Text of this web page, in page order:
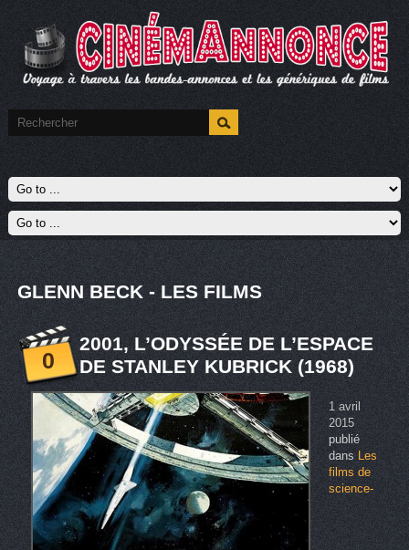
GLENN BECK - LES FILMS
0
2001, L’ODYSSÉE DE L’ESPACE
DE STANLEY KUBRICK (1968)
1 avril
2015
publié
dansLes
films de
science-